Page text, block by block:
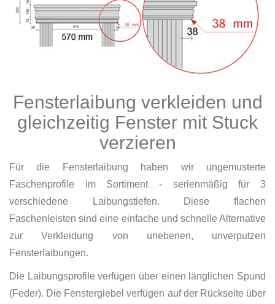
Fensterlaibung verkleiden und
gleichzeitig Fenster mit Stuck
verzieren
Für die Fensterlaibung haben wir ungemusterte
Faschenprofile im Sortiment - serienmäßig für 3
verschiedene Laibungstiefen. Diese flachen
Faschenleisten sind eine einfache und schnelle Alternative
zur Verkleidung von unebenen, unverputzen
Fensterlaibungen.
Die Laibungsprofile verfügen über einen länglichen Spund
(Feder). Die Fenstergiebel verfügen auf der Rückseite über